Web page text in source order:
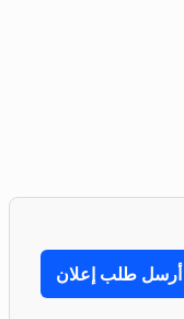
أرسل طلب إعلان